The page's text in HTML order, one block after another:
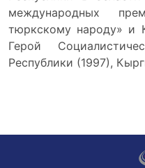
международных
тюркскому народу» и
Герой
Республики (1997),